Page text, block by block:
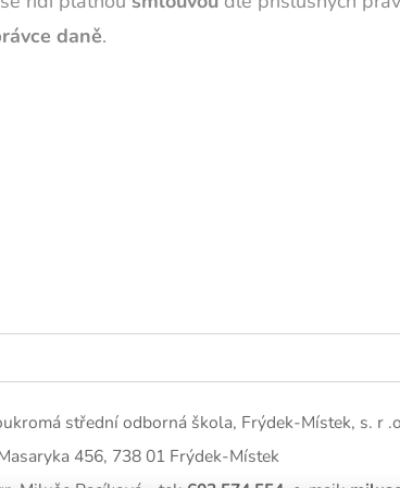
daně.
střední odborná škola, Frýdek-Místek, s. r
456, 738 01 Frýdek-Místek